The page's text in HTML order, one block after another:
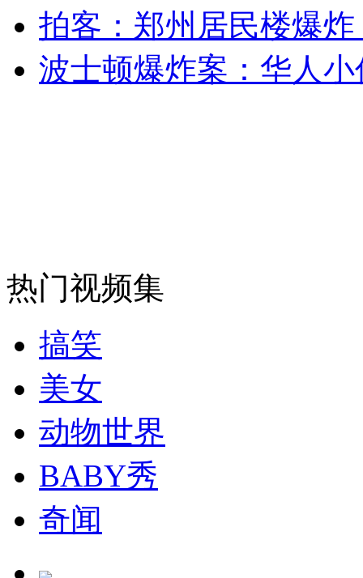
外交部：有关国家言论片面不公正
消防员救轻生者 花炮节热闹非凡
司机酒驾遇交警 急速倒车逃窜
拍客：郑州居民楼爆
波士顿爆炸案：华人
热门视频集
搞笑
美女
动物世界
BABY秀
奇闻